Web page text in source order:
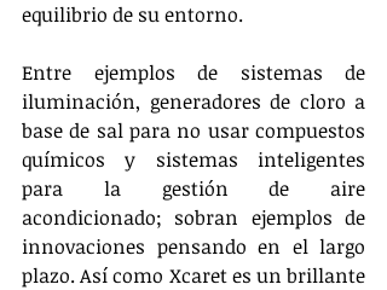
equilibrio de su entorno.
Entre ejemplos de sistemas de
iluminación, generadores de cloro a
base de sal para no usar compuestos
químicos y sistemas inteligentes
para la gestión de aire
acondicionado; sobran ejemplos de
innovaciones pensando en el largo
plazo. Así como Xcaret es un brillante